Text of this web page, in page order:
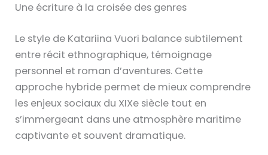
Une écriture à la croisée des genres
Le style de Katariina Vuori balance subtilement
entre récit ethnographique, témoignage
personnel et roman d’aventures. Cette
approche hybride permet de mieux comprendre
les enjeux sociaux du XIXe siècle tout en
s’immergeant dans une atmosphère maritime
captivante et souvent dramatique.